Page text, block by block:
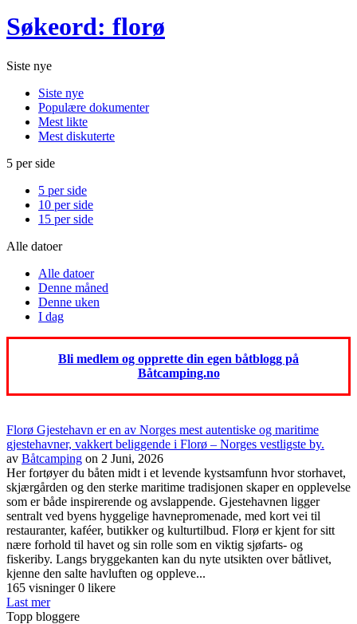
Søkeord: florø
Siste nye
Siste nye
Populære dokumenter
Mest likte
Mest diskuterte
5 per side
5 per side
10 per side
15 per side
Alle datoer
Alle datoer
Denne måned
Denne uken
I dag
Bli medlem og opprette din egen båtblogg på
Båtcamping.no
Florø Gjestehavn er en av Norges mest autentiske og maritime
gjestehavner, vakkert beliggende i Florø – Norges vestligste by.
av Båtcamping on 2 Juni, 2026
Her fortøyer du båten midt i et levende kystsamfunn hvor storhavet,
skjærgården og den sterke maritime tradisjonen skaper en opplevelse
som er både inspirerende og avslappende. Gjestehavnen ligger
sentralt ved byens hyggelige havnepromenade, med kort vei til
restauranter, kaféer, butikker og kulturtilbud. Florø er kjent for sitt
nære forhold til havet og sin rolle som en viktig sjøfarts- og
fiskeriby. Langs bryggekanten kan du nyte utsikten over båtlivet,
kjenne den salte havluften og oppleve...
165 visninger0 likere
Last mer
Topp bloggere